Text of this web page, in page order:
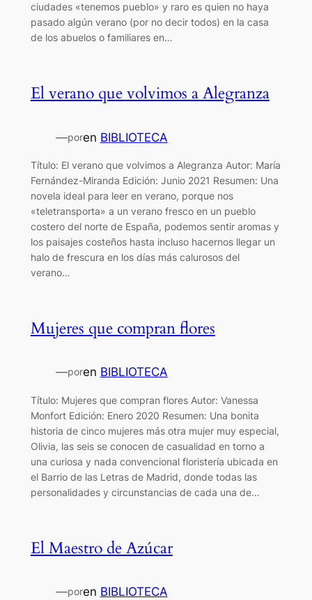
ciudades «tenemos pueblo» y raro es quien no haya
pasado algún verano (por no decir todos) en la casa
de los abuelos o familiares en…
El verano que volvimos a Alegranza
—poren BIBLIOTECA
Título: El verano que volvimos a Alegranza Autor: María
Fernández-Miranda Edición: Junio 2021 Resumen: Una
novela ideal para leer en verano, porque nos
«teletransporta» a un verano fresco en un pueblo
costero del norte de España, podemos sentir aromas y
los paisajes costeños hasta incluso hacernos llegar un
halo de frescura en los días más calurosos del
verano…
Mujeres que compran flores
—poren BIBLIOTECA
Título: Mujeres que compran flores Autor: Vanessa
Monfort Edición: Enero 2020 Resumen: Una bonita
historia de cinco mujeres más otra mujer muy especial,
Olivia, las seis se conocen de casualidad en torno a
una curiosa y nada convencional floristería ubicada en
el Barrio de las Letras de Madrid, donde todas las
personalidades y circunstancias de cada una de…
El Maestro de Azúcar
—poren BIBLIOTECA